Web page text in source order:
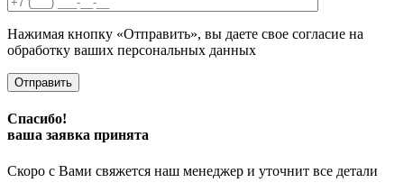
Нажимая кнопку «Отправить», вы даете свое согласие на
обработку ваших персональных данных
Спасибо!
ваша заявка принята
Скоро с Вами свяжется наш менеджер и уточнит все детали